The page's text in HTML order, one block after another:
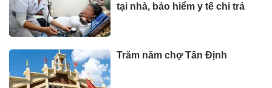
tại nhà, bảo hiểm y tế chi trả
Trăm năm chợ Tân Định